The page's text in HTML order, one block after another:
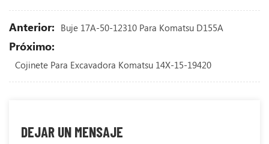
Anterior: Buje 17A-50-12310 Para Komatsu D155A
Próximo:
Cojinete Para Excavadora Komatsu 14X-15-19420
DEJAR UN MENSAJE